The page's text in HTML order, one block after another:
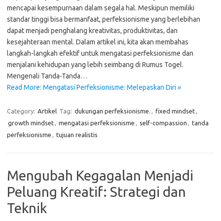
mencapai kesempurnaan dalam segala hal. Meskipun memiliki
standar tinggi bisa bermanfaat, perfeksionisme yang berlebihan
dapat menjadi penghalang kreativitas, produktivitas, dan
kesejahteraan mental. Dalam artikel ini, kita akan membahas
langkah-langkah efektif untuk mengatasi perfeksionisme dan
menjalani kehidupan yang lebih seimbang di Rumus Togel.
Mengenali Tanda-Tanda…
Read More: Mengatasi Perfeksionisme: Melepaskan Diri »
Category: Artikel Tag: dukungan perfeksionisme. , fixed mindset,
growth mindset, mengatasi perfeksionisme , self-compassion , tanda
perfeksionisme , tujuan realistis
Mengubah Kegagalan Menjadi
Peluang Kreatif: Strategi dan
Teknik